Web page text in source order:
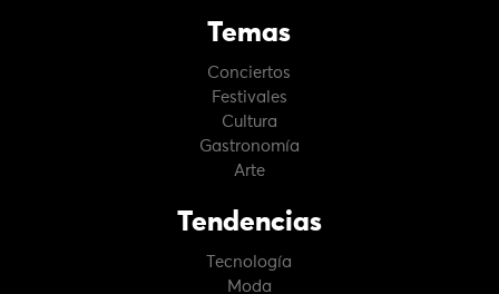
Temas
Conciertos
Festivales
Cultura
Gastronomía
Arte
Tendencias
Tecnología
Moda